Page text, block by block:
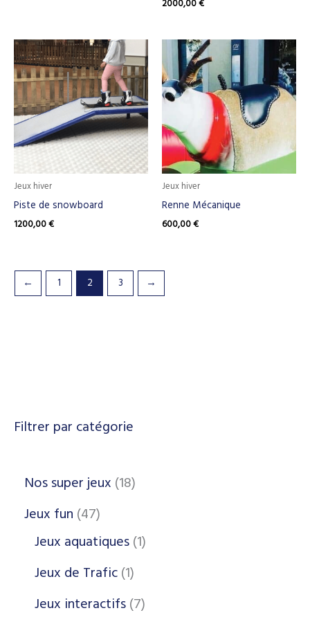
Filtrer par catégorie
Nos super jeux 18
Jeux fun 47
Jeux aquatiques 1
Jeux de Trafic 1
Jeux interactifs 7
2000,00€
Jeux hiver
Piste de snowboard
1200,00€
Jeux hiver
Renne Mécanique
600,00€
← 1 2 3 →